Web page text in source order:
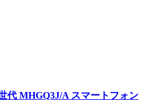
代 MHGQ3J/A スマートフォン